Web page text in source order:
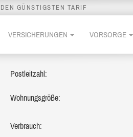
GÜNSTIGSTEN TARIF
VERSICHERUNGEN VORSORGE
Postleitzahl:
Wohnungsgröße:
Verbrauch: